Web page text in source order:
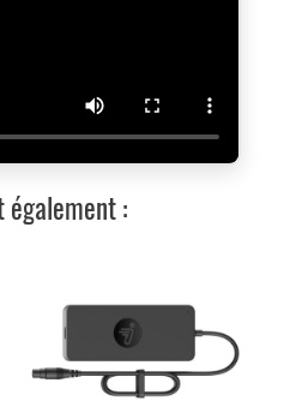
également :